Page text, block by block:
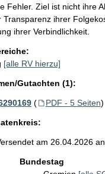
Fehler. Ziel ist nicht ihre
Transparenz ihrer
ihrer Verbindlichkeit.
[alle RV hierzu]
Gutachten (1):
( PDF - 5 Seiten)
am 26.04.2026
Bundestag